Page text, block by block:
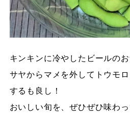
キンキンに冷やしたビールの
サヤからマメを外してトウモ
するも良し！
おいしい旬を、ぜひぜひ味わっ